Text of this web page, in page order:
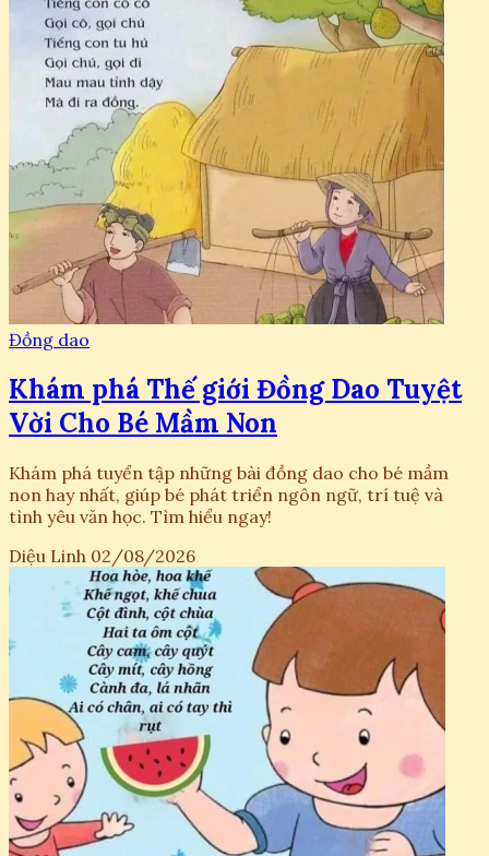
Đồng dao
Khám phá Thế giới Đồng Dao Tuyệt
Vời Cho Bé Mầm Non
Khám phá tuyển tập những bài đồng dao cho bé mầm
non hay nhất, giúp bé phát triển ngôn ngữ, trí tuệ và
tình yêu văn học. Tìm hiểu ngay!
Diệu Linh 02/08/2026